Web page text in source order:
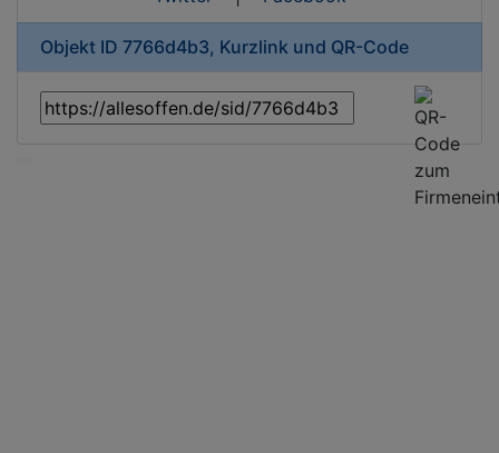
Objekt ID 7766d4b3, Kurzlink und QR-Code